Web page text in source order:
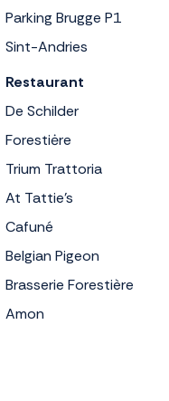
Parking Brugge P1
Sint-Andries
Restaurant
De Schilder
Forestiėre
Trium Trattoria
At Tattie's
Cafuné
Belgian Pigeon
Brasserie Forestière
Amon